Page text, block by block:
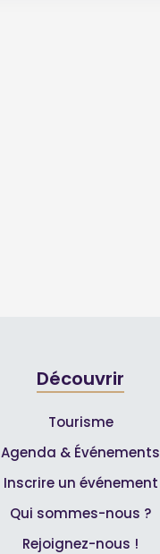
Découvrir
Tourisme
Agenda & Événements
Inscrire un événement
Qui sommes-nous ?
Rejoignez-nous !